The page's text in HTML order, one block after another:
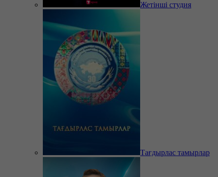
Жетінші студия
Тағдырлас тамырлар